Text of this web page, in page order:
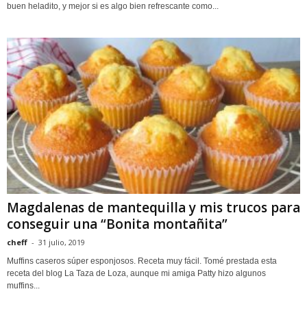
buen heladito, y mejor si es algo bien refrescante como...
Magdalenas de mantequilla y mis trucos para
conseguir una “Bonita montañita”
cheff - 31 julio, 2019
Muffins caseros súper esponjosos. Receta muy fácil. Tomé prestada esta
receta del blog La Taza de Loza, aunque mi amiga Patty hizo algunos
muffins...